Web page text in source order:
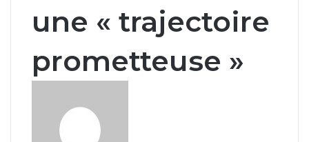
une « trajectoire
prometteuse »